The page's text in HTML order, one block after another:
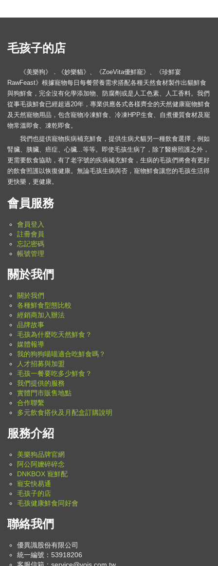
毛孩子的店
《美樂狗》．《妙樂貓》、《ZoeVita優鮮寵》、《珍鮮宴
RawFeast》根據寵物每日每餐營養需求搭配各種天然食材製作出貓鮮食
與狗鮮食，完全沒有化學添加物、防腐劑或是人工色素、人工香料。我們
從事毛孩鮮食已經超過20年，專業供應各式各樣齊全的天然健康寵物鮮食
及天然寵物用品，包含寵物冷凍鮮食、冷凍HPP生食、自煮優質食材及寵
物常溫即食、凍乾即食。
我們也提供寵物疾病補充鮮食，提供生病犬貓另一種飲食選擇，例如
腎臟、胰臟、癌症、心臟...等等。即使毛孩生病了，除了醫療照護之外，
更需要飲食協助，有了老字號的疾病補充鮮食，生病的毛孩們將會有更好
的飲食照護以恢復健康。無論毛孩生病與否，寵物鮮食讓您的毛孩生活得
更快樂，更健康。
會員服務
會員登入
註冊會員
忘記密碼
帳號管理
關於我們
關於我們
各種鮮食型態比較
經銷商加入辦法
品牌故事
毛孩為什麼吃天然鮮食？
媒體報導
我的狗狗喵喵適合吃鮮食嗎？
人才招募與加盟
毛孩一餐要吃多少鮮食？
我們提供的服務
實體門市販售地點
合作聯繫
多元飲食搭伙及月配盒訂購說明
服務介紹
美樂狗品牌官網
阿公阿嬤碎碎念
DNKBOX 寵鮮配
寵安快易通
毛孩子的店
毛孩健康鮮食同好會
聯絡我們
優異識股份有限公司
統一編號：53918206
客服信箱： service@yois.com.tw